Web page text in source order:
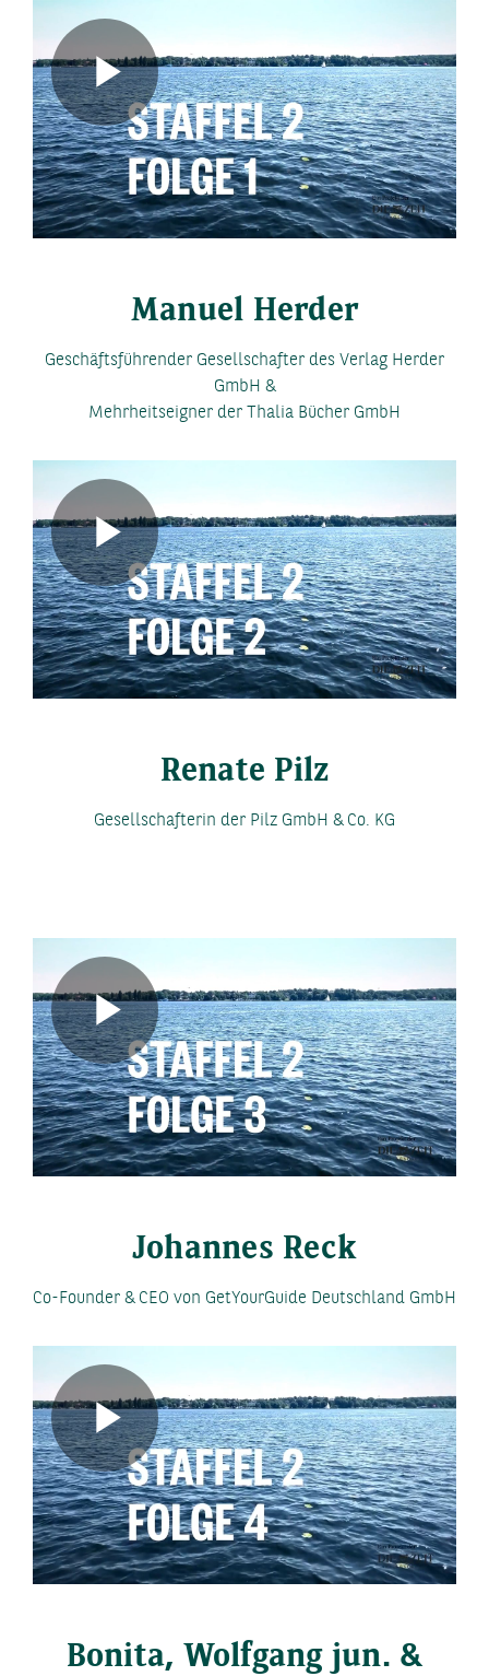
Play
Video
Manuel Herder
Geschäftsführender Gesellschafter des Verlag Herder
GmbH &
Mehrheitseigner der Thalia Bücher GmbH
Play
Video
Renate Pilz
Gesellschafterin der Pilz GmbH & Co. KG
Play
Video
Johannes Reck
Co-Founder & CEO von GetYourGuide Deutschland GmbH
Play
Video
Bonita, Wolfgang jun. &